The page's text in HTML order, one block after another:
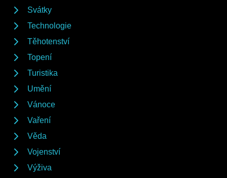
Svátky
Technologie
Těhotenství
Topení
Turistika
Umění
Vánoce
Vaření
Věda
Vojenství
Výživa